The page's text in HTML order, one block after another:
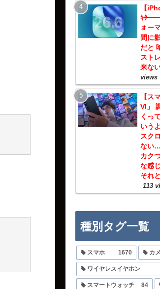
【
ｷﾀ
ォー
間に
だと
スト
来な
views
【ス
VI」
くっ
いう
スク
ない
カク
な感
それ
113
種別タグ一覧
スマホ 1670 カ
ワイヤレスイヤホン
スマートウォッチ 84